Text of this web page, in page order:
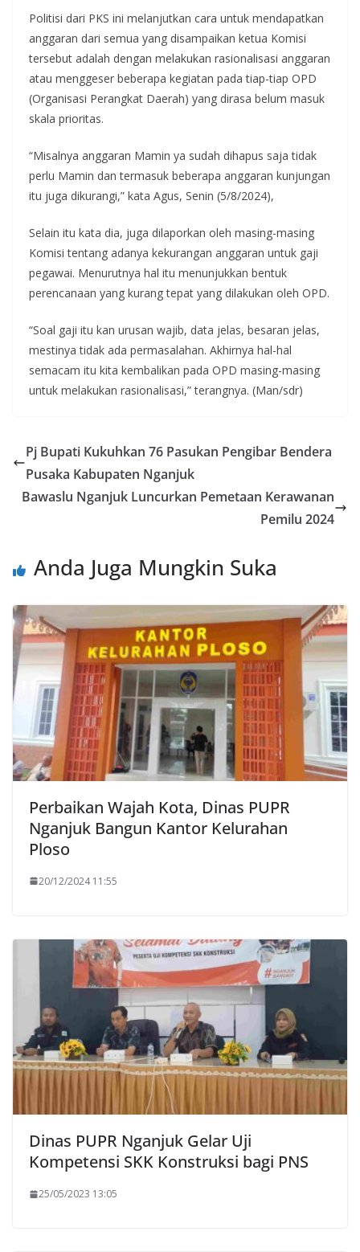
Politisi dari PKS ini melanjutkan cara untuk mendapatkan
anggaran dari semua yang disampaikan ketua Komisi
tersebut adalah dengan melakukan rasionalisasi anggaran
atau menggeser beberapa kegiatan pada tiap-tiap OPD
(Organisasi Perangkat Daerah) yang dirasa belum masuk
skala prioritas.
“Misalnya anggaran Mamin ya sudah dihapus saja tidak
perlu Mamin dan termasuk beberapa anggaran kunjungan
itu juga dikurangi,” kata Agus, Senin (5/8/2024),
Selain itu kata dia, juga dilaporkan oleh masing-masing
Komisi tentang adanya kekurangan anggaran untuk gaji
pegawai. Menurutnya hal itu menunjukkan bentuk
perencanaan yang kurang tepat yang dilakukan oleh OPD.
“Soal gaji itu kan urusan wajib, data jelas, besaran jelas,
mestinya tidak ada permasalahan. Akhirnya hal-hal
semacam itu kita kembalikan pada OPD masing-masing
untuk melakukan rasionalisasi,” terangnya. (Man/sdr)
Pj Bupati Kukuhkan 76 Pasukan Pengibar Bendera
Pusaka Kabupaten Nganjuk
Bawaslu Nganjuk Luncurkan Pemetaan Kerawanan
Pemilu 2024
Anda Juga Mungkin Suka
Perbaikan Wajah Kota, Dinas PUPR
Nganjuk Bangun Kantor Kelurahan
Ploso
20/12/2024 11:55
Dinas PUPR Nganjuk Gelar Uji
Kompetensi SKK Konstruksi bagi PNS
25/05/2023 13:05